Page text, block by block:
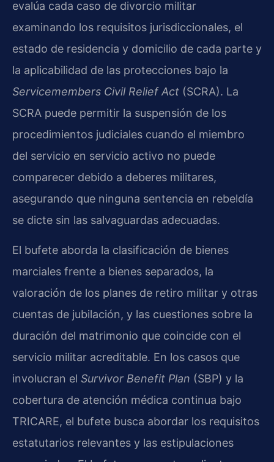
evalúa cada caso de divorcio militar
examinando los requisitos jurisdiccionales, el
estado de residencia y domicilio de cada parte y
la aplicabilidad de las protecciones bajo la
Servicemembers Civil Relief Act (SCRA). La
SCRA puede permitir la suspensión de los
procedimientos judiciales cuando el miembro
del servicio en servicio activo no puede
comparecer debido a deberes militares,
asegurando que ninguna sentencia en rebeldía
se dicte sin las salvaguardas adecuadas.
El bufete aborda la clasificación de bienes
marciales frente a bienes separados, la
valoración de los planes de retiro militar y otras
cuentas de jubilación, y las cuestiones sobre la
duración del matrimonio que coincide con el
servicio militar acreditable. En los casos que
involucran el Survivor Benefit Plan (SBP) y la
cobertura de atención médica continua bajo
TRICARE, el bufete busca abordar los requisitos
estatutarios relevantes y las estipulaciones